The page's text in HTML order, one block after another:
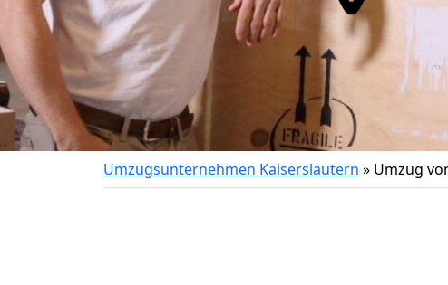
Umzugsunternehmen Kaiserslautern » Umzug